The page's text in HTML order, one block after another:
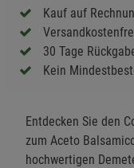
Kauf auf
30 Tage
Kein
Entdecken Sie den
zum Aceto
hochwertigen